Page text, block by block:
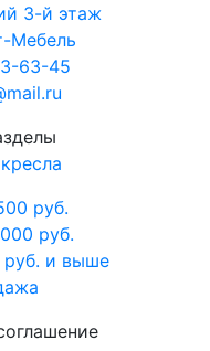
3-й этаж
Мебель
63-45
руб.
руб.
руб. и выше